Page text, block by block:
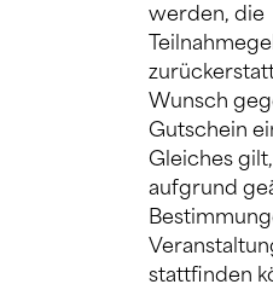
werden, die
Wunsch
Gutschein
Gleiches
aufgrund
stattfinden